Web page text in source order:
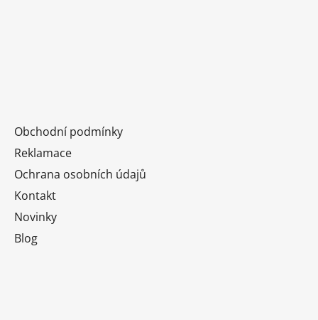
Obchodní podmínky
Reklamace
Ochrana osobních údajů
Kontakt
Novinky
Blog